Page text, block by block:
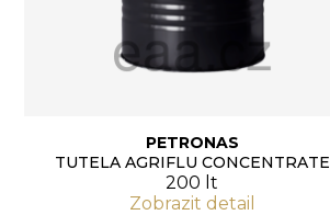
PETRONAS
TUTELA AGRIFLU CONCENTRATE
200 lt
Zobrazit detail